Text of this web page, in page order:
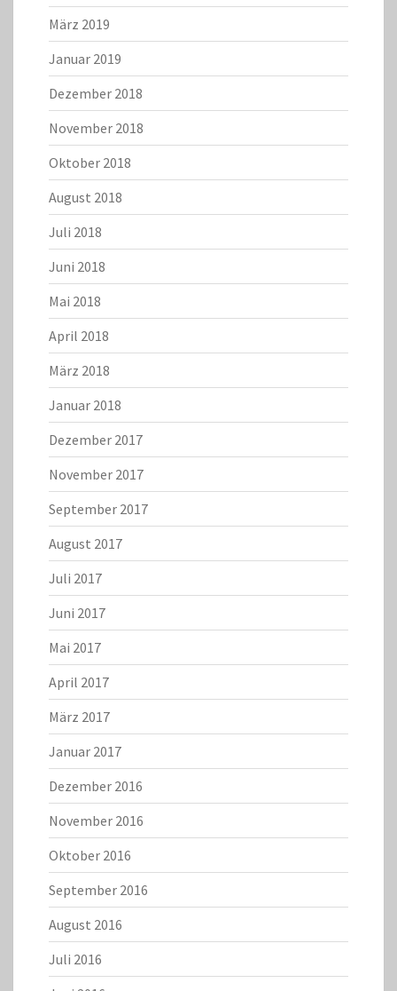
März 2019
Januar 2019
Dezember 2018
November 2018
Oktober 2018
August 2018
Juli 2018
Juni 2018
Mai 2018
April 2018
März 2018
Januar 2018
Dezember 2017
November 2017
September 2017
August 2017
Juli 2017
Juni 2017
Mai 2017
April 2017
März 2017
Januar 2017
Dezember 2016
November 2016
Oktober 2016
September 2016
August 2016
Juli 2016